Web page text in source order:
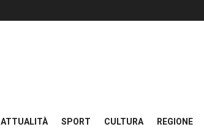
ATTUALITÀ SPORT CULTURA REGIONE